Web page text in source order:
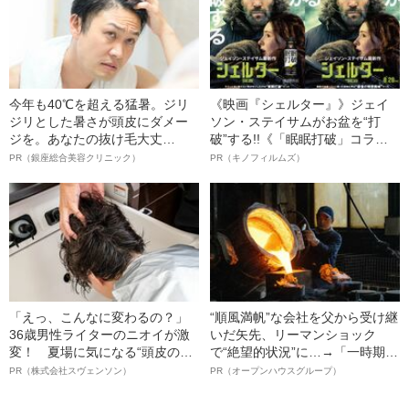
今年も40℃を超える猛暑。ジリ
ジリとした暑さが頭皮にダメー
ジを。あなたの抜け毛大丈
夫！？
PR（銀座総合美容クリニック）
《映画『シェルター』》ジェイ
ソン・ステイサムがお盆を“打
破”する!!《「眠眠打破」コラ
ボ》
PR（キノフィルムズ）
「えっ、こんなに変わるの？」
36歳男性ライターのニオイが激
変！ 夏場に気になる“頭皮のニ
オイ”や“ベタつき”を解消す
PR（株式会社スヴェンソン）
“順風満帆”な会社を父から受け継
いだ矢先、リーマンショック
で“絶望的状況”に…→「一時期は
納品3年待ち」のヒット商品を生
PR（オープンハウスグループ）